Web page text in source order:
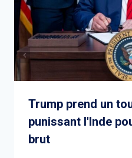
Trump prend un
punissant l'Inde
brut